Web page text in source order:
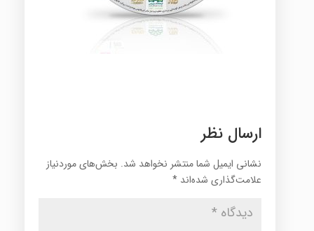
ارسال نظر
نشانی ایمیل شما منتشر نخواهد شد. بخش‌های موردنیاز
علامت‌گذاری شده‌اند *